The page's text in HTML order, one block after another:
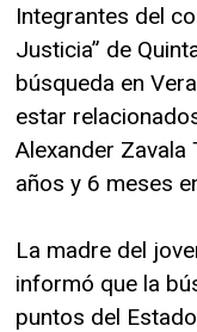
Integrantes del
Justicia” de
búsqueda en
estar
Alexander
años y 6 meses
La madre del
informó que la
puntos del